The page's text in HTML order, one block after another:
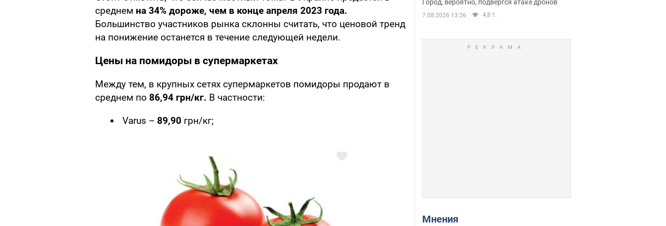
среднем на 34% дороже, чем в конце апреля 2023 года.
Большинство участников рынка склонны считать, что ценовой тренд
на понижение останется в течение следующей недели.
Цены на помидоры в супермаркетах
Между тем, в крупных сетях супермаркетов помидоры продают в
среднем по 86,94 грн/кг. В частности:
Varus – 89,90 грн/кг;
Город, вероятно, подвергся атаке дронов
7.08.2026 13:26 4,8 т.
Мнения